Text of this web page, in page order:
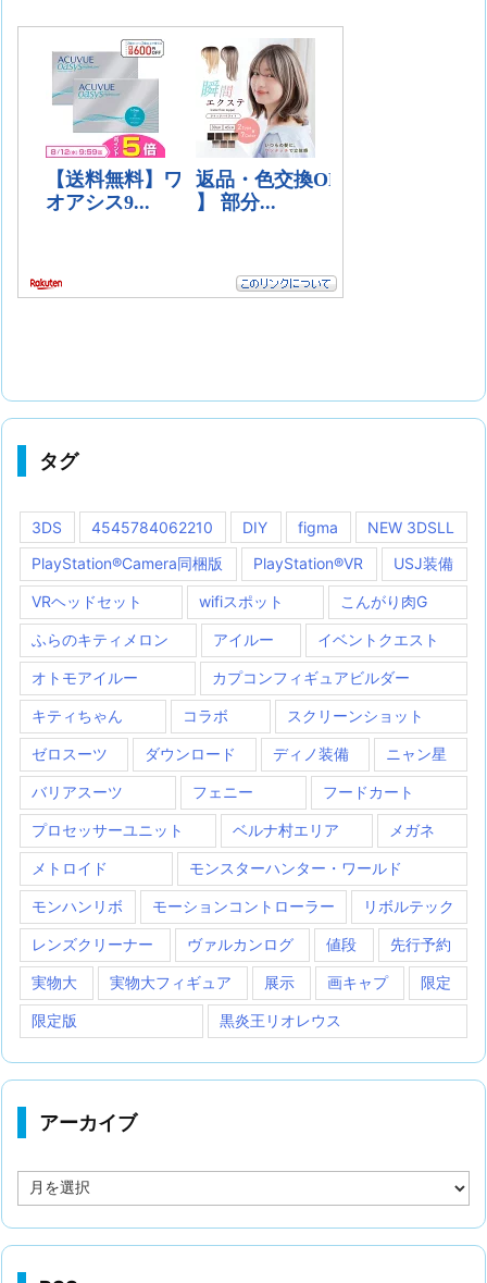
タグ
3DS 4545784062210 DIY figma
NEW 3DSLL
PlayStation®Camera同梱版
PlayStation®VR USJ装備
VRヘッドセット wifiスポット こんがり肉G
ふらのキティメロン アイルー イベントクエスト
オトモアイルー カプコンフィギュアビルダー
キティちゃん コラボ スクリーンショット
ゼロスーツ ダウンロード ディノ装備 ニャン星
バリアスーツ フェニー フードカート
プロセッサーユニット ベルナ村エリア メガネ
メトロイド モンスターハンター・ワールド
モンハンリボ モーションコントローラー リボルテック
レンズクリーナー ヴァルカンログ 値段 先行予約
実物大 実物大フィギュア 展示 画キャプ 限定
限定版 黒炎王リオレウス
アーカイブ
ー
イ